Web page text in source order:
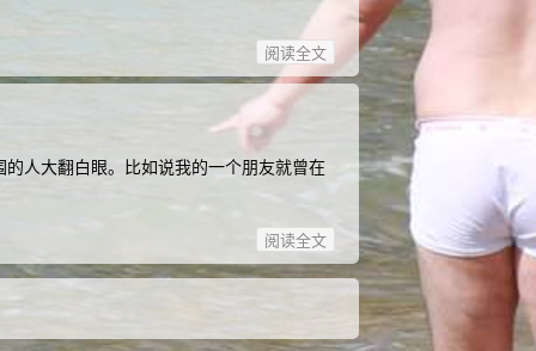
阅读全文
人大翻白眼。比如说我的一个朋友就曾在
阅读全文